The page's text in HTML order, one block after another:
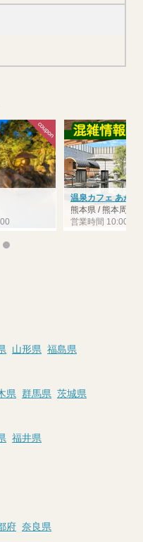
温泉カフェ あがん
熊本県 / 熊本周辺
営業時間 10:00～
山形県 福島県
県 群馬県 茨城県
福井県
府 奈良県